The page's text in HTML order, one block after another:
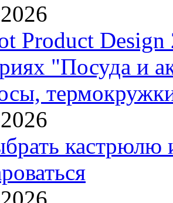
Product Design
"Посуда и
кастрюлю